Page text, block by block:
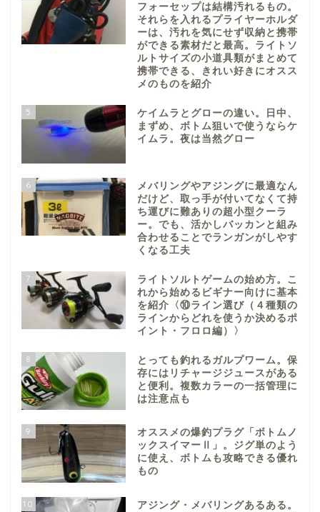
フォーセップは結構汚れるもの。
それらを入れるプライヤーホルダ
ーは、汚れを気にせず収納と携帯
ができる素材だと最高。ライトソ
ルトサイズの小道具類がまとめて
携帯できる、きれい好きにオスス
メのものを紹介
5
ケイムラとグローの違い。日中、
まずめ、ボトム狙いで使うならケ
イムラ。夜は当然グロー
6
メバリングやアジングに最適なん
だけど、取っ手が付いてなくて持
ち運びに難ありの超小型クーラ
ー。でも、活かしバッカンと組み
合わせることでランガンがしやす
くなる工夫
7
ライトソルトゲームの始め方。こ
れから始めるビギナー向けに基本
を紹介〈⑩ライン選び（４種類の
ラインからどれを使うか決めるポ
イント・フロロ編）〉
8
とっても釣れるガルプワーム。保
存にはリチャージジュースがある
と便利。複数カラーの一括管理に
は注意点も
9
オススメの爆釣プラグ「ボトムノ
ックスイマーⅡ」。ジグ単のよう
に使え、ボトムも攻略できる優れ
もの
10
アジング・メバリングあるある。